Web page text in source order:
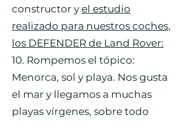
constructor y el estudio
realizado para nuestros coches,
los DEFENDER de Land Rover:
10. Rompemos el tópico:
Menorca, sol y playa. Nos gusta
el mar y llegamos a muchas
playas vírgenes, sobre todo